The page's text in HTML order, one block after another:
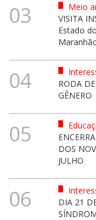
03
Meio
VISITA
Estado
04
RODA
GÊNERO
05
DOS
JULHO
06
DIA 21